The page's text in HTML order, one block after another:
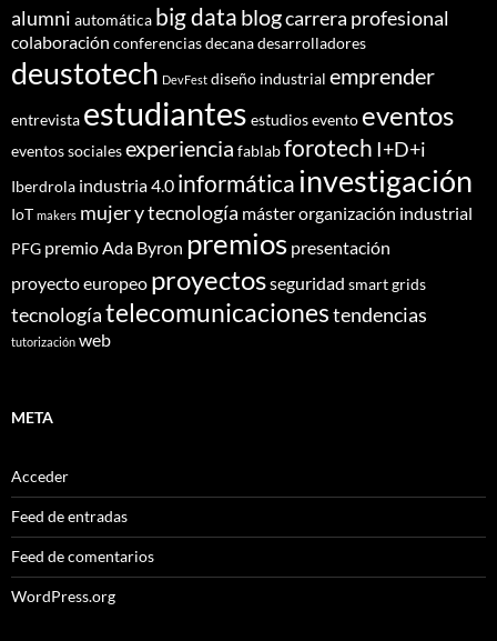
alumni automática big data blogcarrera profesional
colaboración conferenciasdecanadesarrolladores
deustotech DevFest diseño industrial emprender
entrevista estudiantes estudiosevento eventos
eventos socialesexperiencia fablabforotech I+D+i
Iberdrola industria 4.0 informática investigación
IoT makers mujer y tecnología másterorganización industrial
PFG premio Ada Byron premios presentación
proyecto europeo proyectosseguridad smart grids
tecnologíatelecomunicacionestendencias
tutorización web
META
Acceder
Feed de entradas
Feed de comentarios
WordPress.org